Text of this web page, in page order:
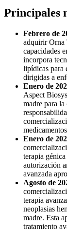
Principales
Febrero de
adquirir Orna
capacidades
incorpora
lipídicas para
dirigidas a
Enero de
Aspect
madre para la
Enero de
terapia
autorización
avanzada
Agosto de
terapia
neoplasias
madre. Esta
tratamiento